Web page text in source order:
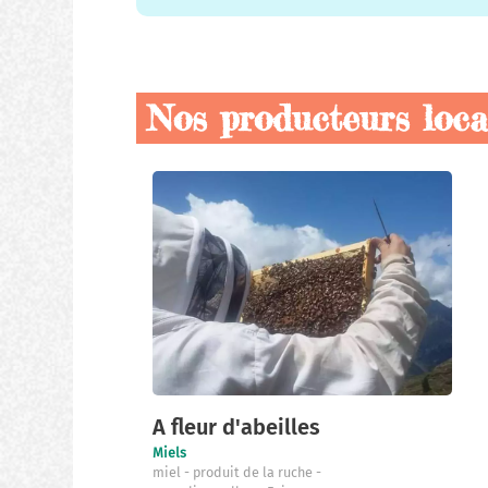
Nos producteurs
Nos
producteurs
locaux
A fleur d'abeilles
Miels
miel
produit de la ruche